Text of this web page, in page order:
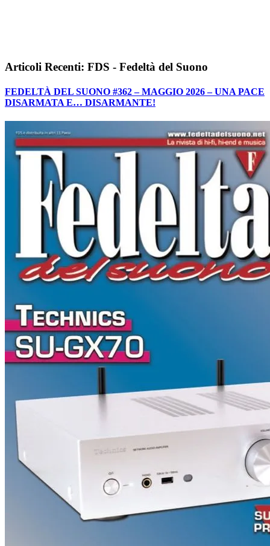
Articoli Recenti: FDS - Fedeltà del Suono
FEDELTÀ DEL SUONO #362 – MAGGIO 2026 – UNA PACE
DISARMATA E… DISARMANTE!